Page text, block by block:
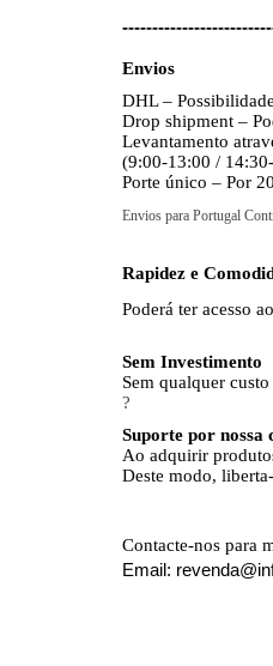
Envios
DHL –
Drop shipment –
Levantamento
(9:00-13:00 /
Porte único – Por
Envios para Portugal
Rapidez e
Poderá ter acesso
Sem Investimento
Sem qualquer
?
Suporte por nossa
Ao adquirir
Deste modo,
Contacte-nos para
Email: